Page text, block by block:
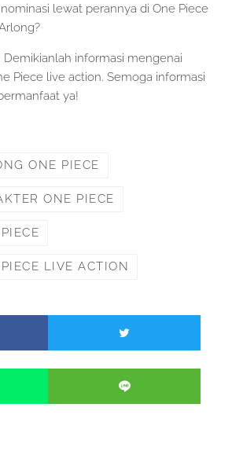
lewat perannya di One Piece
Demikianlah informasi mengenai
Piece live action. Semoga informasi
ya!
ONE PIECE
ONE PIECE
LIVE ACTION